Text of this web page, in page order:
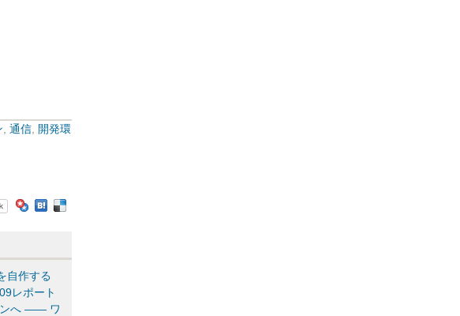
通信 開発環
自作する
レポート
ンへ ―― ワ